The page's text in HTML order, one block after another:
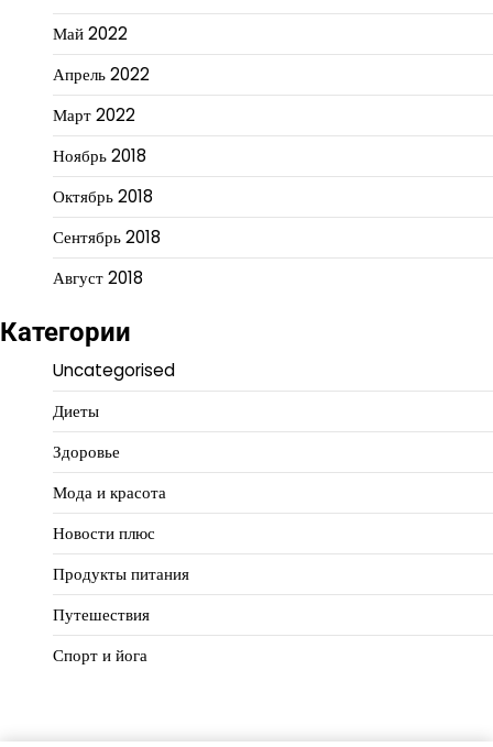
Май 2022
Апрель 2022
Март 2022
Ноябрь 2018
Октябрь 2018
Сентябрь 2018
Август 2018
Категории
Uncategorised
Диеты
Здоровье
Мода и красота
Новости плюс
Продукты питания
Путешествия
Спорт и йога